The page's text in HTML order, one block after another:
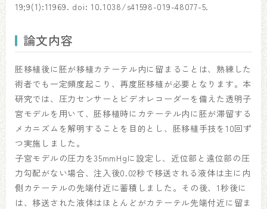
19;9(1):11969. doi: 10.1038/s41598-019-48077-5.
論文内容
胚移植後に胚が移植カテーテル内に留まることは、熟練した
術者でも一定頻度起こり、再度胚移植が必要となります。本
研究では、圧力センサーとビデオレコーダーを備えた透明子
宮モデルを用いて、胚移植時にカテーテル内に胚が滞留する
メカニズムを解明することを目的とし、胚移植手技を10回ず
つ実施しました。
子宮モデルの圧力を35mmHgに設定し、近位部と遠位部の圧
力勾配がない場合、注入後0.02秒で移送される液体は主に内
側カテーテルの先端付近に蓄積しました。その後、1秒後に
は、移送された液体はほとんどがカテーテル先端付近に留ま